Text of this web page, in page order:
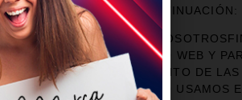
QUE SE INDICAN A CONTINUACIÓN:
POR:
A TRAVÉS DEL SITIO WEB Y
EL USO FRAUDULENTO DE
HA SOLICITADO, Y SOLO USAMOS